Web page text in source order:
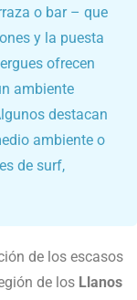
o bar – que
y la puesta
ofrecen
ambiente
destacan
ambiente o
de surf,
de los escasos
de los Llanos